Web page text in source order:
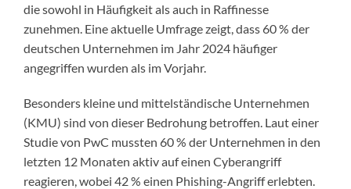
die sowohl in Häufigkeit als auch in Raffinesse
zunehmen. Eine aktuelle Umfrage zeigt, dass 60 % der
deutschen Unternehmen im Jahr 2024 häufiger
angegriffen wurden als im Vorjahr.
Besonders kleine und mittelständische Unternehmen
(KMU) sind von dieser Bedrohung betroffen. Laut einer
Studie von PwC mussten 60 % der Unternehmen in den
letzten 12 Monaten aktiv auf einen Cyberangriff
reagieren, wobei 42 % einen Phishing-Angriff erlebten.